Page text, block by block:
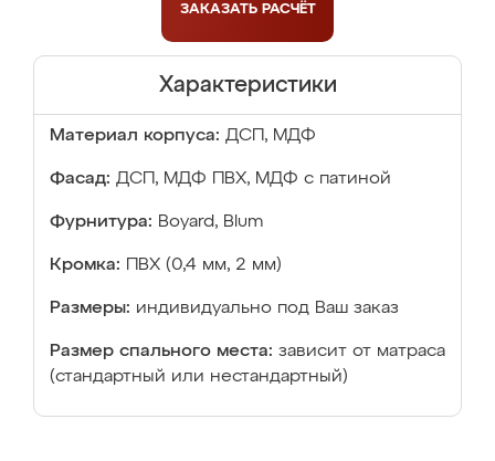
ЗАКАЗАТЬ РАСЧЁТ
Характеристики
Материал корпуса: ДСП, МДФ
Фасад: ДСП, МДФ ПВХ, МДФ с патиной
Фурнитура: Boyard, Blum
Кромка: ПВХ (0,4 мм, 2 мм)
Размеры: индивидуально под Ваш заказ
Размер спального места: зависит от матраса
(стандартный или нестандартный)